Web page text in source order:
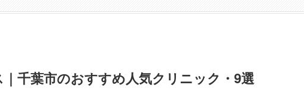
千葉市のおすすめ人気クリニック・9選